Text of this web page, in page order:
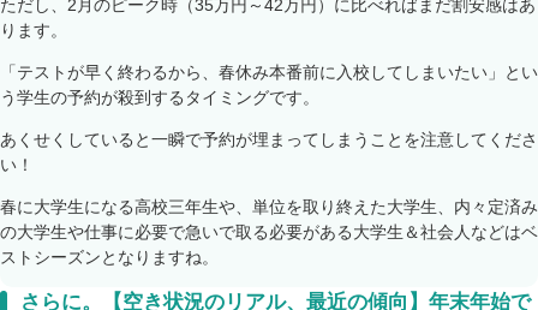
ただし、2月のピーク時（35万円～42万円）に比べればまだ割安感はあ
ります。
「テストが早く終わるから、春休み本番前に入校してしまいたい」とい
う学生の予約が殺到するタイミングです。
あくせくしていると一瞬で予約が埋まってしまうことを注意してくださ
い！
春に大学生になる高校三年生や、単位を取り終えた大学生、内々定済み
の大学生や仕事に必要で急いで取る必要がある大学生＆社会人などはベ
ストシーズンとなりますね。
さらに。【空き状況のリアル、最近の傾向】年末年始で